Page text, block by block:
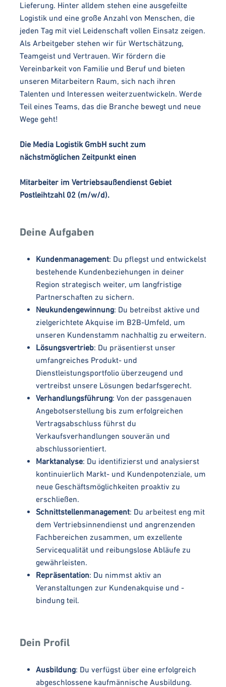
Lieferung. Hinter alldem stehen eine ausgefeilte
Logistik und eine große Anzahl von Menschen, die
jeden Tag mit viel Leidenschaft vollen Einsatz zeigen.
Als Arbeitgeber stehen wir für Wertschätzung,
Teamgeist und Vertrauen. Wir fördern die
Vereinbarkeit von Familie und Beruf und bieten
unseren Mitarbeitern Raum, sich nach ihren
Talenten und Interessen weiterzuentwickeln. Werde
Teil eines Teams, das die Branche bewegt und neue
Wege geht!
Die Media Logistik GmbH sucht zum
nächstmöglichen Zeitpunkt einen
Mitarbeiter im Vertriebsaußendienst Gebiet
Postleihtzahl 02 (m/w/d).
Deine Aufgaben
Kundenmanagement: Du pflegst und entwickelst
bestehende Kundenbeziehungen in deiner
Region strategisch weiter, um langfristige
Partnerschaften zu sichern.
Neukundengewinnung: Du betreibst aktive und
zielgerichtete Akquise im B2B-Umfeld, um
unseren Kundenstamm nachhaltig zu erweitern.
Lösungsvertrieb: Du präsentierst unser
umfangreiches Produkt- und
Dienstleistungsportfolio überzeugend und
vertreibst unsere Lösungen bedarfsgerecht.
Verhandlungsführung: Von der passgenauen
Angebotserstellung bis zum erfolgreichen
Vertragsabschluss führst du
Verkaufsverhandlungen souverän und
abschlussorientiert.
Marktanalyse: Du identifizierst und analysierst
kontinuierlich Markt- und Kundenpotenziale, um
neue Geschäftsmöglichkeiten proaktiv zu
erschließen.
Schnittstellenmanagement: Du arbeitest eng mit
dem Vertriebsinnendienst und angrenzenden
Fachbereichen zusammen, um exzellente
Servicequalität und reibungslose Abläufe zu
gewährleisten.
Repräsentation: Du nimmst aktiv an
Veranstaltungen zur Kundenakquise und -
bindung teil.
Dein Profil
Ausbildung: Du verfügst über eine erfolgreich
abgeschlossene kaufmännische Ausbildung.